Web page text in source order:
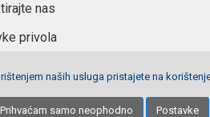
nas
privola
Net plus d.o.o.
naših usluga pristajete na
Prihvaćam samo neophodno Postavke